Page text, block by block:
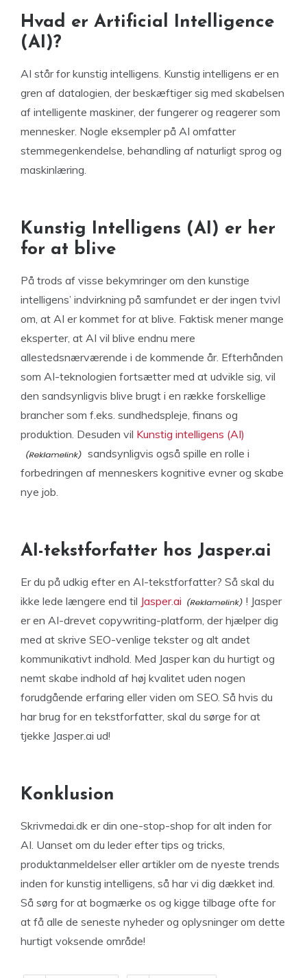
Hvad er Artificial Intelligence
(AI)?
AI står for kunstig intelligens. Kunstig intelligens er en
gren af datalogien, der beskæftiger sig med skabelsen
af intelligente maskiner, der fungerer og reagerer som
mennesker. Nogle eksempler på AI omfatter
stemmegenkendelse, behandling af naturligt sprog og
maskinlæring.
Kunstig Intelligens (AI) er her
for at blive
På trods af visse bekymringer om den kunstige
intelligens’ indvirkning på samfundet er der ingen tvivl
om, at AI er kommet for at blive. Faktisk mener mange
eksperter, at AI vil blive endnu mere
allestedsnærværende i de kommende år. Efterhånden
som AI-teknologien fortsætter med at udvikle sig, vil
den sandsynligvis blive brugt i en række forskellige
brancher som f.eks. sundhedspleje, finans og
produktion. Desuden vil Kunstig intelligens (AI)
sandsynligvis også spille en rolle i
forbedringen af menneskers kognitive evner og skabe
nye job.
AI-tekstforfatter hos Jasper.ai
Er du på udkig efter en AI-tekstforfatter? Så skal du
ikke lede længere end til Jasper.ai
! Jasper
er en AI-drevet copywriting-platform, der hjælper dig
med at skrive SEO-venlige tekster og alt andet
kommunikativt indhold. Med Jasper kan du hurtigt og
nemt skabe indhold af høj kvalitet uden nogen
forudgående erfaring eller viden om SEO. Så hvis du
har brug for en tekstforfatter, skal du sørge for at
tjekke Jasper.ai ud!
Konklusion
Skrivmedai.dk er din one-stop-shop for alt inden for
AI. Uanset om du leder efter tips og tricks,
produktanmeldelser eller artikler om de nyeste trends
inden for kunstig intelligens, så har vi dig dækket ind.
Så sørg for at bogmærke os og kigge tilbage ofte for
at få alle de seneste nyheder og oplysninger om dette
hurtigt voksende område!